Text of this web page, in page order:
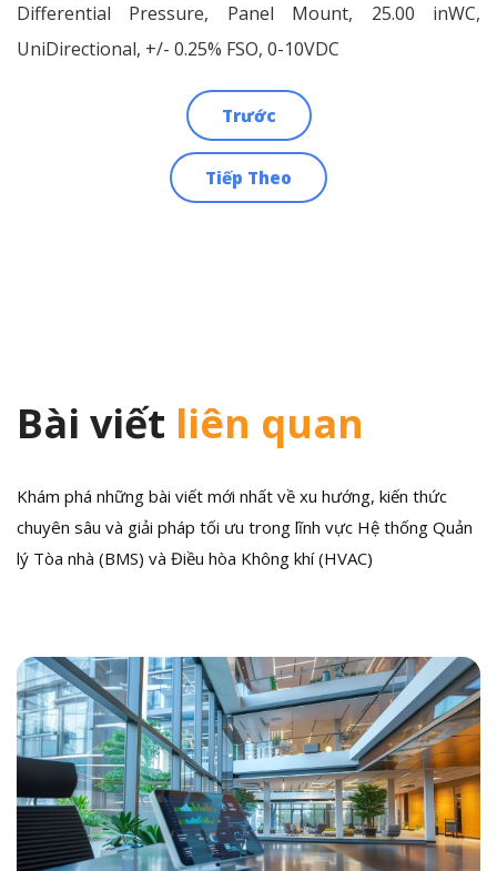
Differential Pressure, Panel Mount, 25.00 inWC,
UniDirectional, +/- 0.25% FSO, 0-10VDC
Trước
Tiếp Theo
Bài viết liên quan
Khám phá những bài viết mới nhất về xu hướng, kiến thức
chuyên sâu và giải pháp tối ưu trong lĩnh vực Hệ thống Quản
lý Tòa nhà (BMS) và Điều hòa Không khí (HVAC)